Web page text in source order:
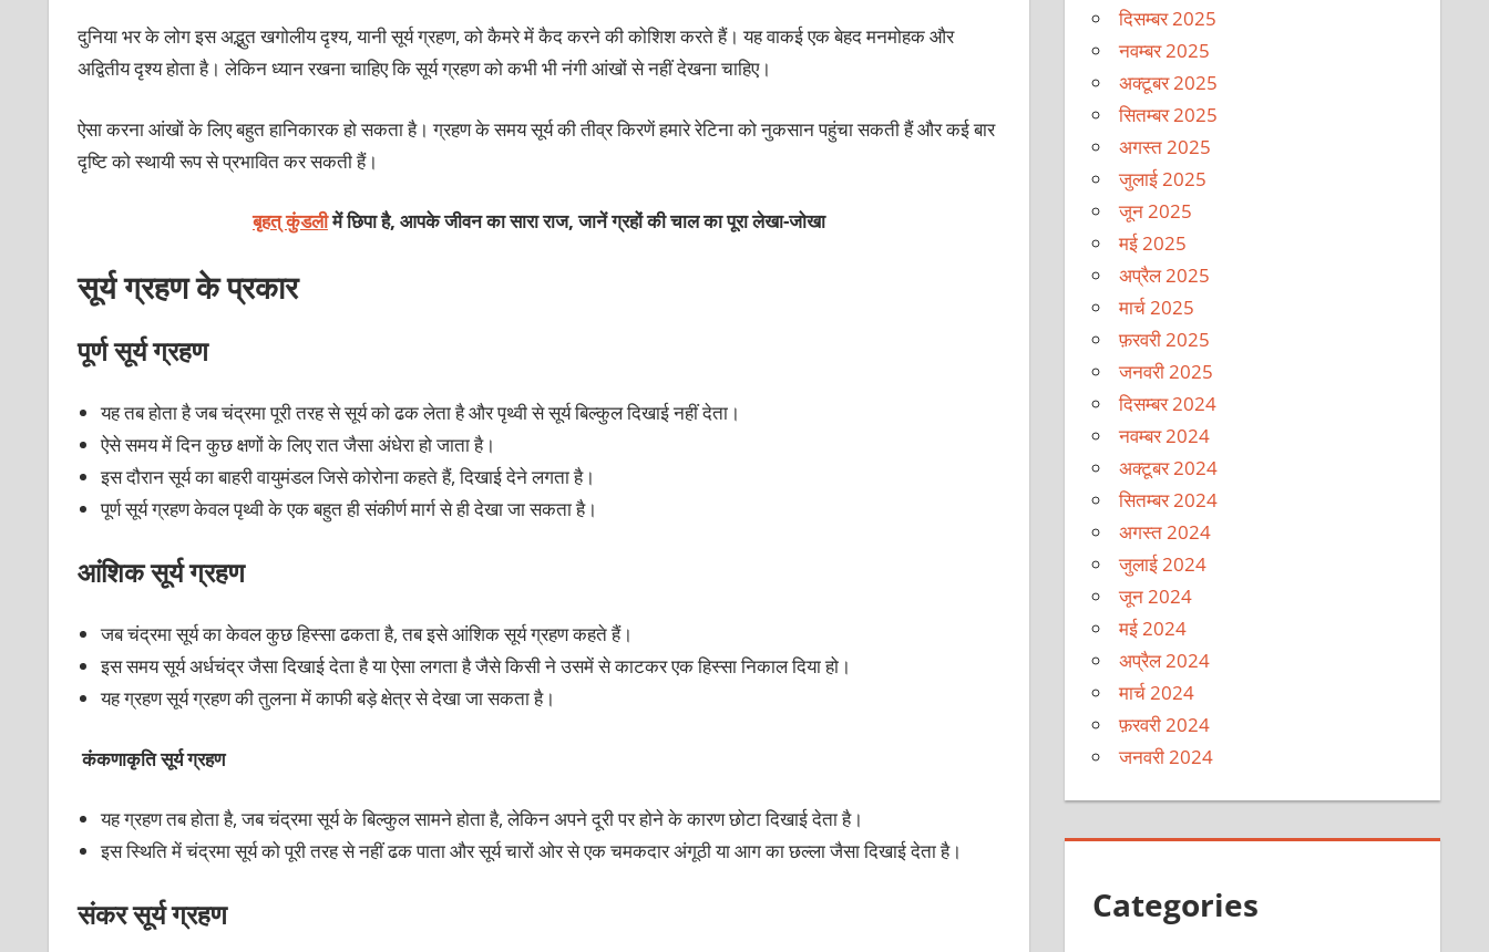
दुनिया भर के लोग इस अद्भुत खगोलीय दृश्य, यानी सूर्य ग्रहण, को कैमरे में कैद करने की कोशिश करते हैं। यह वाकई एक बेहद मनमोहक और
अद्वितीय दृश्य होता है। लेकिन ध्यान रखना चाहिए कि सूर्य ग्रहण को कभी भी नंगी आंखों से नहीं देखना चाहिए।
ऐसा करना आंखों के लिए बहुत हानिकारक हो सकता है। ग्रहण के समय सूर्य की तीव्र किरणें हमारे रेटिना को नुकसान पहुंचा सकती हैं और कई बार
दृष्टि को स्थायी रूप से प्रभावित कर सकती हैं।
बृहत् कुंडलीमें छिपा है, आपके जीवन का सारा राज, जानें ग्रहों की चाल का पूरालेखा-जोखा
सूर्य ग्रहण के प्रकार
पूर्ण सूर्य ग्रहण
यह तब होता है जब चंद्रमा पूरी तरह से सूर्य को ढक लेता है और पृथ्वी से सूर्य बिल्कुल दिखाई नहीं देता।
ऐसे समय में दिन कुछ क्षणों के लिए रात जैसा अंधेरा हो जाता है।
इस दौरान सूर्य का बाहरी वायुमंडल जिसे कोरोना कहते हैं, दिखाई देने लगता है।
पूर्ण सूर्य ग्रहण केवल पृथ्वी के एक बहुत ही संकीर्ण मार्ग से ही देखा जा सकता है।
आंशिक सूर्य ग्रहण
जब चंद्रमा सूर्य का केवल कुछ हिस्सा ढकता है, तब इसे आंशिक सूर्य ग्रहण कहते हैं।
इस समय सूर्य अर्धचंद्र जैसा दिखाई देता है या ऐसा लगता है जैसे किसी ने उसमें से काटकर एक हिस्सा निकाल दिया हो।
यह ग्रहण सूर्य ग्रहण की तुलना में काफी बड़े क्षेत्र से देखा जा सकता है।
कंकणाकृति सूर्य ग्रहण
यह ग्रहण तब होता है, जब चंद्रमा सूर्य के बिल्कुल सामने होता है, लेकिन अपने दूरी पर होने के कारण छोटा दिखाई देता है।
इस स्थिति में चंद्रमा सूर्य को पूरी तरह से नहीं ढक पाता और सूर्य चारों ओर से एक चमकदार अंगूठी या आग का छल्ला जैसा दिखाई देता है।
संकर सूर्य ग्रहण
दिसम्बर 2025
नवम्बर 2025
अक्टूबर 2025
सितम्बर 2025
अगस्त 2025
जुलाई 2025
जून 2025
मई 2025
अप्रैल 2025
मार्च 2025
फ़रवरी 2025
जनवरी 2025
दिसम्बर 2024
नवम्बर 2024
अक्टूबर 2024
सितम्बर 2024
अगस्त 2024
जुलाई 2024
जून 2024
मई 2024
अप्रैल 2024
मार्च 2024
फ़रवरी 2024
जनवरी 2024
Categories